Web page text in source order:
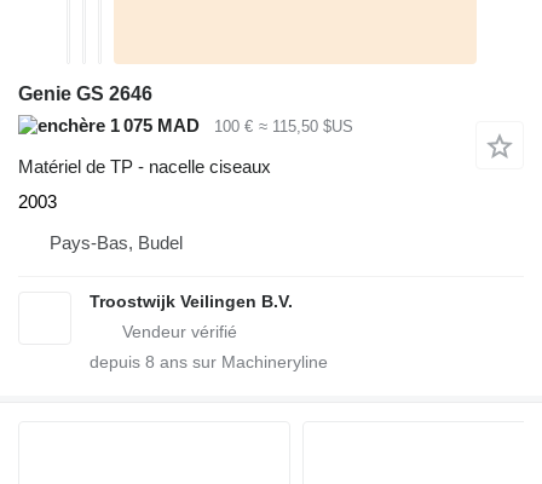
Genie GS 2646
1 075 MAD
100 € ≈ 115,50 $US
Matériel de TP - nacelle ciseaux
2003
Pays-Bas, Budel
Troostwijk Veilingen B.V.
depuis 8 ans sur Machineryline